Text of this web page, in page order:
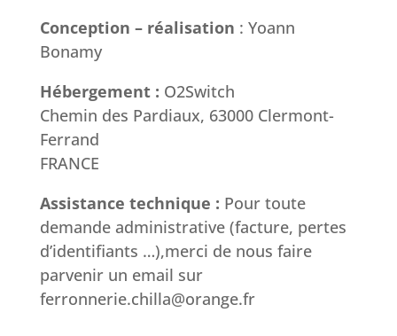
Conception – réalisation : Yoann
Bonamy
Hébergement : O2Switch
Chemin des Pardiaux, 63000 Clermont-
Ferrand
FRANCE
Assistance technique : Pour toute
demande administrative (facture, pertes
d’identifiants …),merci de nous faire
parvenir un email sur
ferronnerie.chilla@orange.fr